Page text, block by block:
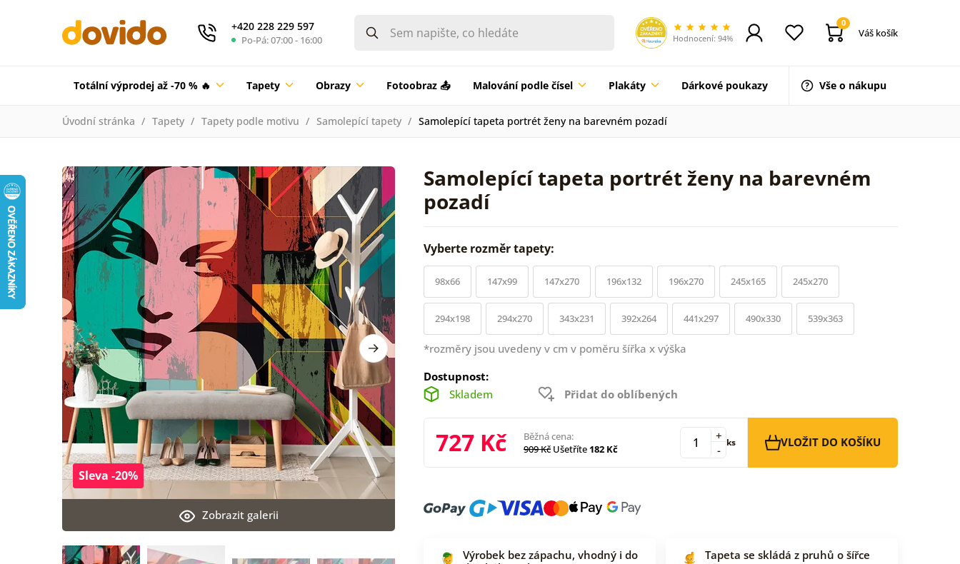
+420 228 229 597
Po-Pá: 07:00 - 16:00 Hodnocení: 94%
0
Váš košík
Totální výprodej až -70 % 🔥 Tapety Obrazy Fotoobraz 📤 Malování podle čísel Plakáty Dárkové poukazy Vše o nákupu
Úvodní stránka Tapety Tapety podle motivu Samolepící tapety Samolepící tapeta portrét ženy na barevném pozadí
Samolepící tapeta portrét ženy na barevném
pozadí
Zobrazit galerii
Sleva -20%
Vyberte rozměr tapety:
98x66 147x99 147x270 196x132 196x270 245x165 245x270
294x198 294x270 343x231 392x264 441x297 490x330 539x363
*rozměry jsou uvedeny v cm v poměru šířka x výška
Dostupnost:
Skladem
Přidat do oblíbených
727 Kč
Běžná cena:
909 Kč Ušetříte 182 Kč -
+ ks VLOŽIT DO KOŠÍKU
Výrobek bez zápachu, vhodný i do
Tapeta se skládá z pruhů o šířce